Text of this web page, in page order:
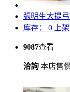
張明生大提弓
库存： 0 上架
9087查看
洽詢 本店售價